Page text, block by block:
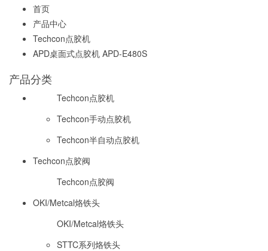
首页
产品中心
Techcon点胶机
APD桌面式点胶机 APD-E480S
产品分类
Techcon点胶机
Techcon手动点胶机
Techcon半自动点胶机
Techcon点胶阀
Techcon点胶阀
OKI/Metcal烙铁头
OKI/Metcal烙铁头
STTC系列烙铁头